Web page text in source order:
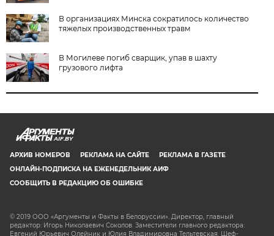
В организациях Минска сократилось количество
тяжелых производственных травм
В Могилеве погиб сварщик, упав в шахту
грузового лифта
AIF.BY
АРХИВ НОМЕРОВ РЕКЛАМА НА САЙТЕ
РЕКЛАМА В ГАЗЕТЕ
ОНЛАЙН-ПОДПИСКА НА ЕЖЕНЕДЕЛЬНИК АИФ
СООБЩИТЬ В РЕДАКЦИЮ ОБ ОШИБКЕ
© 2019 ООО «Аргументы и Факты в Белоруссии». Директор, главный
редактор: Игорь Николаевич Соколов. Заместители главного редактора:
Евгений Юрьевич Олейник и Юлия Владимировна Тельтевская. Шеф-